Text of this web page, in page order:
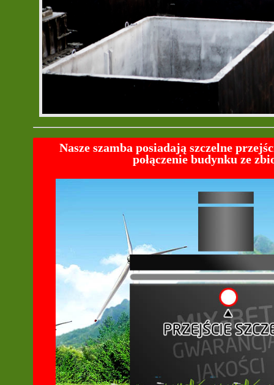
Nasze szamba posiadają szczelne
połączenie budynku ze